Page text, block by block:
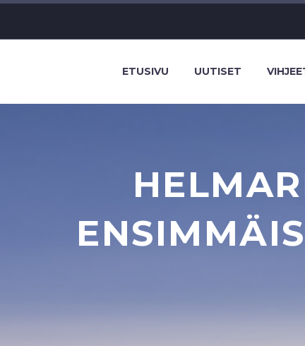
ETUSIVU UUTISET